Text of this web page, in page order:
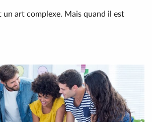
un art complexe. Mais quand il est